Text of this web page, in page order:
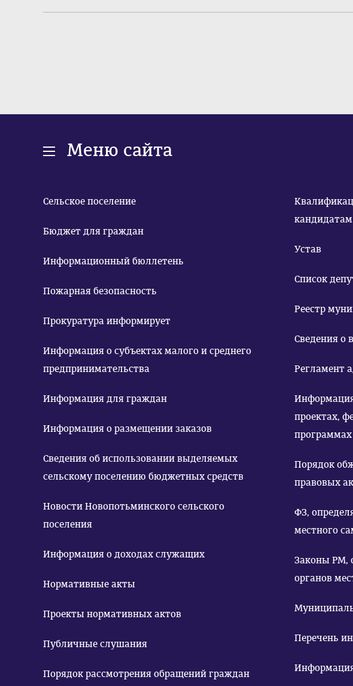
Меню сайта
Сельское поселение
Бюджет для граждан
Информационный бюллетень
Пожарная безопасность
Прокуратура информирует
Информация о субъектах малого и среднего
предпринимательства
Информация для граждан
Информация о размещении заказов
Сведения об использовании выделяемых
сельскому поселению бюджетных средств
Новости Новопотьминского сельского
поселения
Информация о доходах служащих
Нормативные акты
Проекты нормативных актов
Публичные слушания
Порядок рассмотрения обращений граждан
кандидатам
Устав
Список
Реестр
Сведения о
Регламент
проектах,
программах
Порядок
правовых
ФЗ,
местного
Законы РМ,
органов
Перечень